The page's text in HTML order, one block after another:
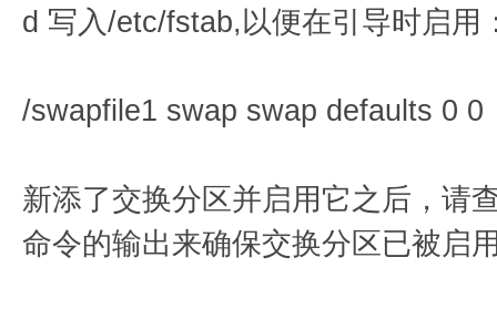
d 写入/etc/fstab,以便在引导时启用
/swapfile1 swap swap defaults 0 0
新添了交换分区并启用它之后，请
命令的输出来确保交换分区已被启